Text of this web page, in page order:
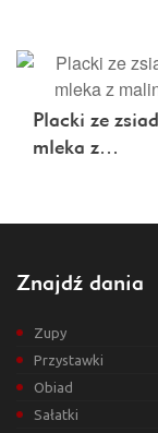
Placki ze
mleka z…
Znajdź dania
Zupy
Przystawki
Obiad
Sałatki